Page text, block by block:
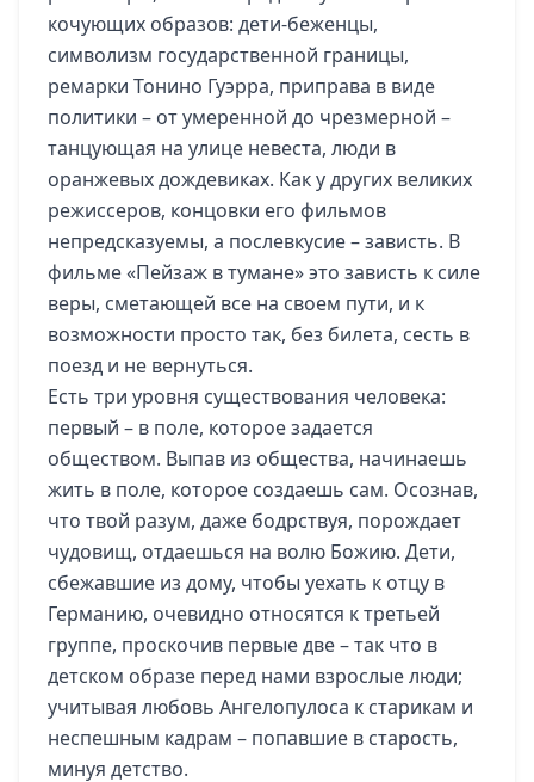
кочующих образов: дети-беженцы,
символизм государственной границы,
ремарки Тонино Гуэрра, приправа в виде
политики – от умеренной до чрезмерной –
танцующая на улице невеста, люди в
оранжевых дождевиках. Как у других великих
режиссеров, концовки его фильмов
непредсказуемы, а послевкусие – зависть. В
фильме «Пейзаж в тумане» это зависть к силе
веры, сметающей все на своем пути, и к
возможности просто так, без билета, сесть в
поезд и не вернуться.
Есть три уровня существования человека:
первый – в поле, которое задается
обществом. Выпав из общества, начинаешь
жить в поле, которое создаешь сам. Осознав,
что твой разум, даже бодрствуя, порождает
чудовищ, отдаешься на волю Божию. Дети,
сбежавшие из дому, чтобы уехать к отцу в
Германию, очевидно относятся к третьей
группе, проскочив первые две – так что в
детском образе перед нами взрослые люди;
учитывая любовь Ангелопулоса к старикам и
неспешным кадрам – попавшие в старость,
минуя детство.